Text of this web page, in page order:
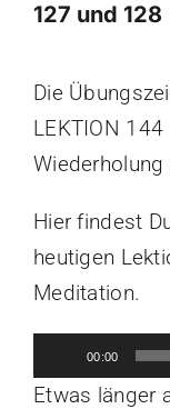
127 und 128
grösseres
Bild
Die
LEKTION 144
Hier findest
heutigen
Meditation.
Audio-
Player
00:00
Etwas länger